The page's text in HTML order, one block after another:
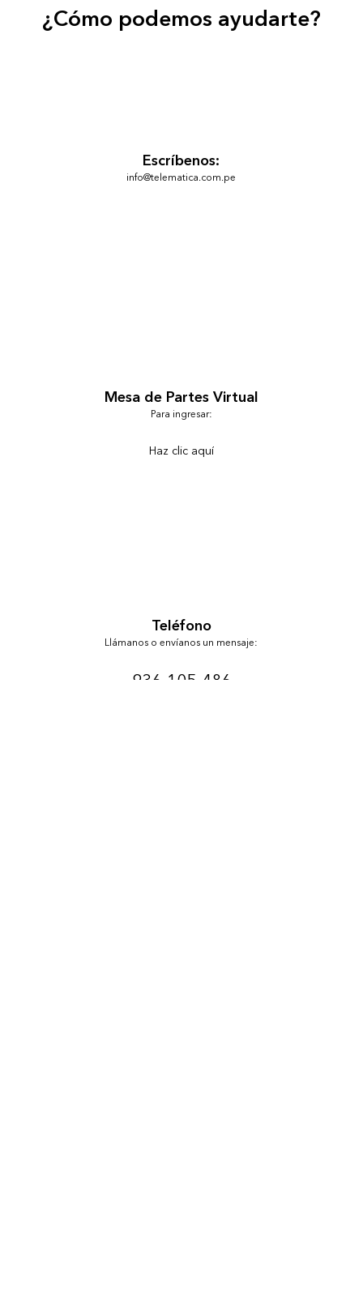
¿Cómo podemos ayudarte?
Escríbenos:
info@telematica.com.pe
Mesa de Partes Virtual
Para ingresar:
Haz clic aquí
Teléfono
Llámanos o envíanos un mensaje:
936-105-486